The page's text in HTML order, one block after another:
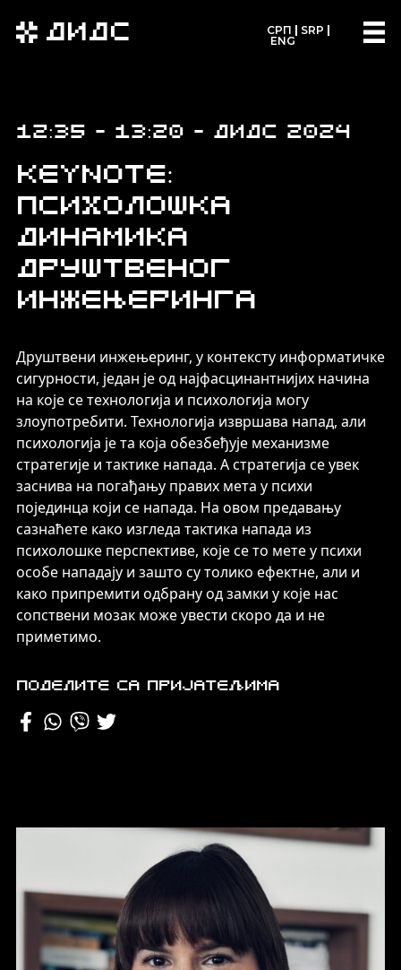
ДИДС СРП
SRP
ENG
12:35 - 13:20 - ДИДС 2024
Keynote:
Психолошка
динамика
друштвеног
инжењеринга
Друштвени инжењеринг, у контексту информатичке
сигурности, један је од најфасцинантнијих начина
на које се технологија и психологија могу
злоупотребити. Технологија извршава напад, али
психологија је та која обезбеђује механизме
стратегије и тактике напада. А стратегија се увек
заснива на погађању правих мета у психи
појединца који се напада. На овом предавању
сазнаћете како изгледа тактика напада из
психолошке перспективе, које се то мете у психи
особе нападају и зашто су толико ефектне, али и
како припремити одбрану од замки у које нас
сопствени мозак може увести скоро да и не
приметимо.
Поделите са пријатељима